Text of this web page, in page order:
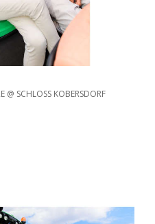
@ SCHLOSS KOBERSDORF